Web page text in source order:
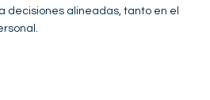
decisiones alineadas, tanto en el